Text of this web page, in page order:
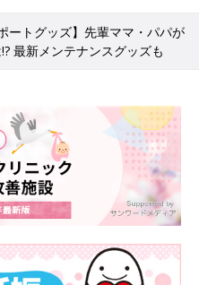
ートグッズ】先輩ママ・パパが
最新メンテナンスグッズも